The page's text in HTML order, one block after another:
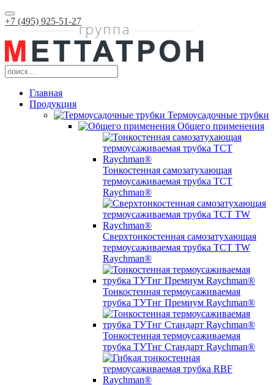
+7 (495) 925-51-27
Главная
Продукция
Термоусадочные трубки
Общего применения
Тонкостенная самозатухающая
термоусаживаемая трубка ТCT
Raychman®
Сверхтонкостенная самозатухающая
термоусаживаемая трубка ТCT TW
Raychman®
Тонкостенная термоусаживаемая
трубка ТУТнг Премиум Raychman®
Тонкостенная термоусаживаемая
трубка ТУТнг Стандарт Raychman®